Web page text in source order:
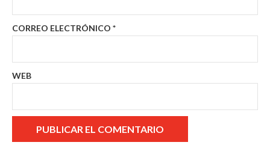
CORREO ELECTRÓNICO *
WEB